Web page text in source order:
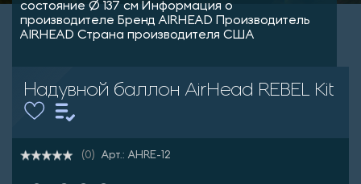
состояние Ø 137 см Информация о
производителе Бренд AIRHEAD Производитель
AIRHEAD Страна производителя США
Надувной баллон AirHead REBEL Kit
(0) Арт.: AHRE-12